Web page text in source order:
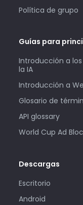
Política de grupo
Guías para
Introducción a
la IA
Introducción a
Glosario de
API glossary
World Cup Ad
Descargas
Escritorio
Android